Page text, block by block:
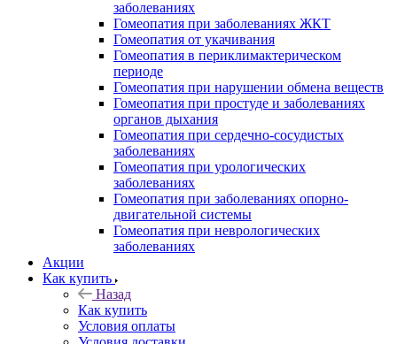
заболеваниях
Гомеопатия при заболеваниях ЖКТ
Гомеопатия от укачивания
Гомеопатия в периклимактерическом
периоде
Гомеопатия при нарушении обмена веществ
Гомеопатия при простуде и заболеваниях
органов дыхания
Гомеопатия при сердечно-сосудистых
заболеваниях
Гомеопатия при урологических
заболеваниях
Гомеопатия при заболеваниях опорно-
двигательной системы
Гомеопатия при неврологических
заболеваниях
Акции
Как купить
Назад
Как купить
Условия оплаты